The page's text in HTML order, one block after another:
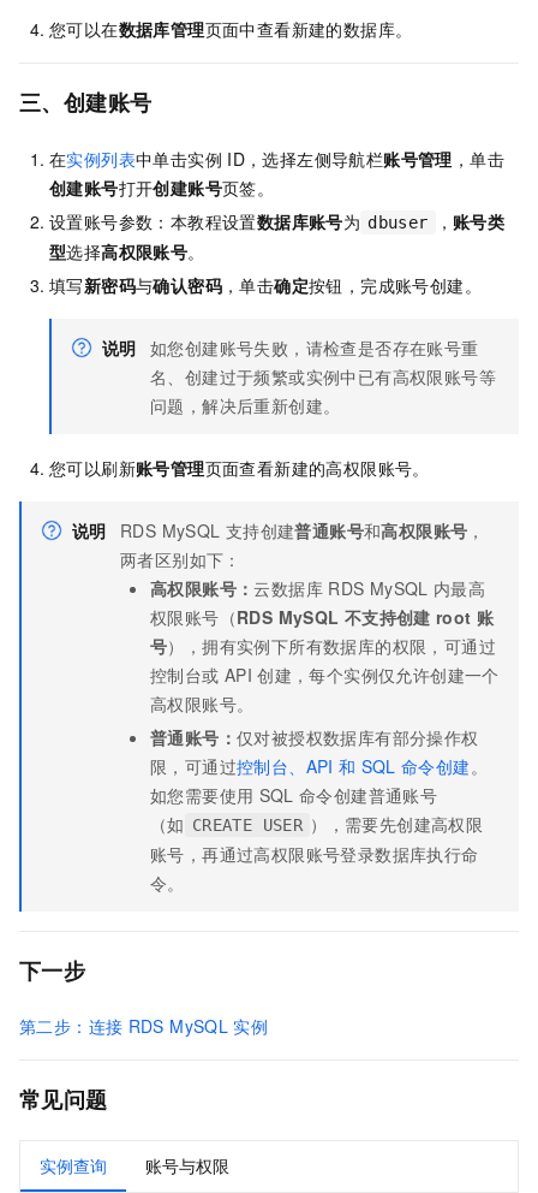
您可以在数据库管理页面中查看新建的数据库。
三、创建账号
在实例列表中单击实例 ID，选择左侧导航栏账号管理 ，单击
创建账号打开创建账号页签。
设置账号参数：本教程设置数据库账号为 dbuser ， 账号类
型选择高权限账号。
填写新密码与确认密码 ，单击确定按钮，完成账号创建。
说明 如您创建账号失败，请检查是否存在账号重
名、创建过于频繁或实例中已有高权限账号等
问题，解决后重新创建。
您可以刷新账号管理页面查看新建的高权限账号。
说明 RDS MySQL 支持创建普通账号和高权限账号 ，
两者区别如下：
高权限账号：云数据库 RDS MySQL 内最高
权限账号（RDS MySQL 不支持创建 root 账
号），拥有实例下所有数据库的权限，可通过
控制台或 API 创建，每个实例仅允许创建一个
高权限账号。
普通账号： 仅对被授权数据库有部分操作权
限，可通过控制台、API 和 SQL 命令创建 。
如您需要使用 SQL 命令创建普通账号
（如 CREATE USER ），需要先创建高权限
账号，再通过高权限账号登录数据库执行命
令。
下一步
第二步：连接 RDS MySQL 实例
常见问题
实例查询 账号与权限